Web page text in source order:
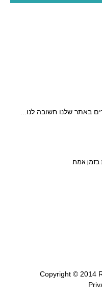
באתר שלנו חשובה לנו...
בזמן אמת
Copyright © 2014